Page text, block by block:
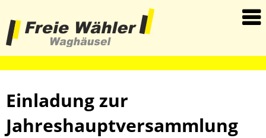
Einladung zur
Jahreshauptversammlung